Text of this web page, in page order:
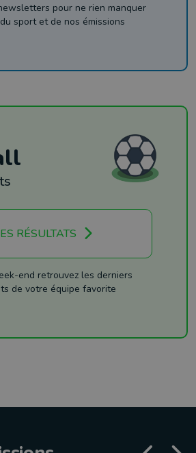
pour ne rien manquer
sport et de nos émissions
RÉSULTATS
end retrouvez les derniers
de votre équipe favorite